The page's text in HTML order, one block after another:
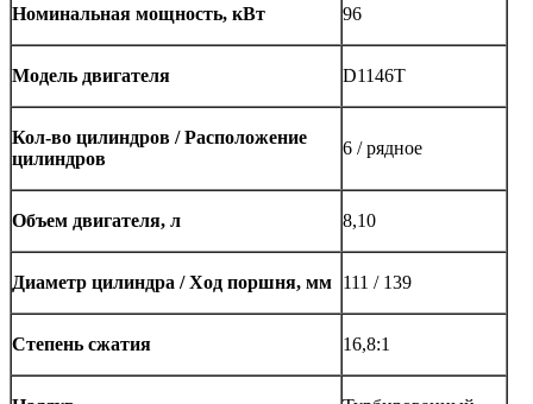
Номинальная мощность, кВт 96
Модель двигателя D1146T
Кол-во цилиндров / Расположение
цилиндров
6 / рядное
Объем двигателя, л 8,10
Диаметр цилиндра / Ход поршня, мм 111 / 139
Степень сжатия 16,8:1